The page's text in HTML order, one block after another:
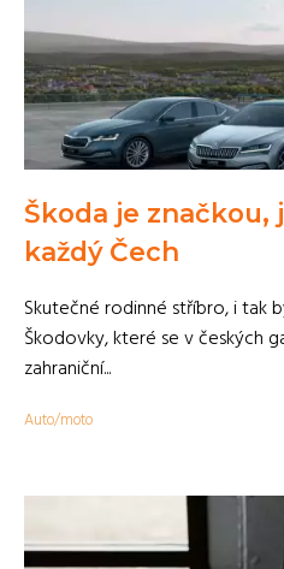
Škoda je značkou,
každý Čech
Skutečné rodinné stříbro, i tak
Škodovky, které se v českých
zahraniční...
Auto/moto